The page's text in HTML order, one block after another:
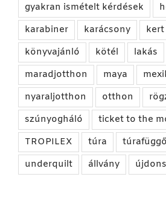
gyakran ismételt kérdések
karabiner
karácsony kert
könyvajánló
kötél lakás
maradjotthon
maya
nyaraljotthon
otthon
szúnyogháló
ticket to the
TROPILEX
túra
underquilt
állvány